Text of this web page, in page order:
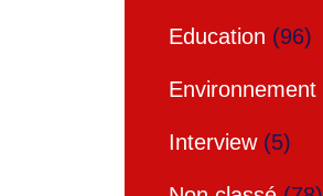
Education (96)
Environnement
Interview(5)